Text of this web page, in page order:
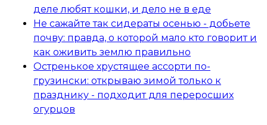
деле любят кошки, и дело не в еде
Не сажайте так сидераты осенью - добьете
почву: правда, о которой мало кто говорит и
как оживить землю правильно
Остренькое хрустящее ассорти по-
грузински: открываю зимой только к
празднику - подходит для переросших
огурцов